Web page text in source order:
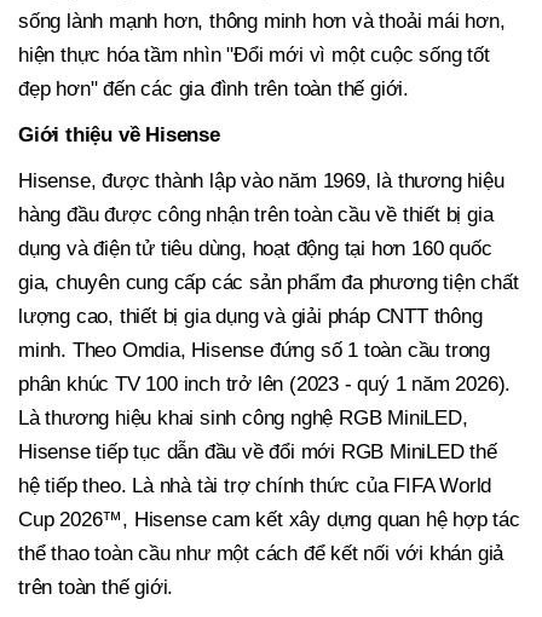
sống lành mạnh hơn, thông minh hơn và thoải mái hơn,
hiện thực hóa tầm nhìn "Đổi mới vì một cuộc sống tốt
đẹp hơn" đến các gia đình trên toàn thế giới.
Giới thiệu về Hisense
Hisense, được thành lập vào năm 1969, là thương hiệu
hàng đầu được công nhận trên toàn cầu về thiết bị gia
dụng và điện tử tiêu dùng, hoạt động tại hơn 160 quốc
gia, chuyên cung cấp các sản phẩm đa phương tiện chất
lượng cao, thiết bị gia dụng và giải pháp CNTT thông
minh. Theo Omdia, Hisense đứng số 1 toàn cầu trong
phân khúc TV 100 inch trở lên (2023 - quý 1 năm 2026).
Là thương hiệu khai sinh công nghệ RGB MiniLED,
Hisense tiếp tục dẫn đầu về đổi mới RGB MiniLED thế
hệ tiếp theo. Là nhà tài trợ chính thức của FIFA World
Cup 2026™, Hisense cam kết xây dựng quan hệ hợp tác
thể thao toàn cầu như một cách để kết nối với khán giả
trên toàn thế giới.